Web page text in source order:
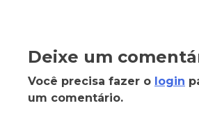
Deixe um
Você precisa fazer o login
um comentário.